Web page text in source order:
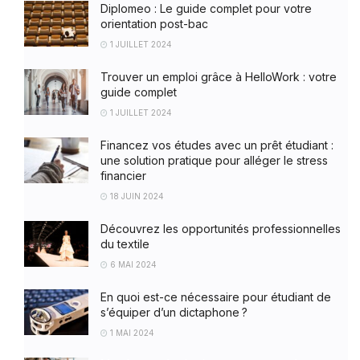
Diplomeo : Le guide complet pour votre
orientation post-bac
1 JUILLET 2024
Trouver un emploi grâce à HelloWork : votre
guide complet
1 JUILLET 2024
Financez vos études avec un prêt étudiant :
une solution pratique pour alléger le stress
financier
18 JUIN 2024
Découvrez les opportunités professionnelles
du textile
6 MAI 2024
En quoi est-ce nécessaire pour étudiant de
s’équiper d’un dictaphone ?
1 MAI 2024